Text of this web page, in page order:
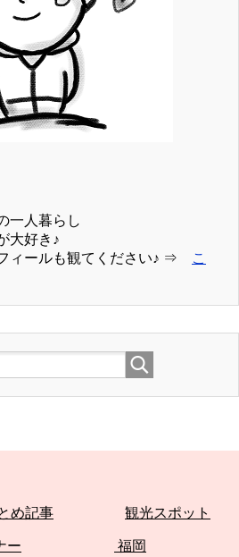
一人暮らし
大好き♪
ィールも観てください♪ ⇒
こ
め記事 観光スポット
ー 福岡